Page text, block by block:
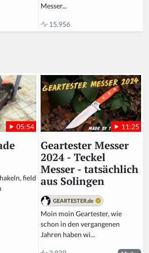
Messer...
15.956
05:54
field
11:25
Geartester Messer
2024 - Teckel
Messer - tatsächlich
aus Solingen
GEARTESTER.de
Moin moin Geartester, wie
schon in den vergangenen
Jahren haben wi...